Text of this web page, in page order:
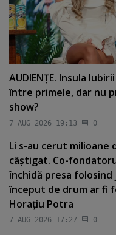
AUDIENŢE. Insula
între primele, dar nu
show?
7 AUG 2026 19:13 0
Li s-au cerut milioane
câştigat. Co-
închidă presa
început de drum ar fi
Horaţiu Potra
7 AUG 2026 17:27 0